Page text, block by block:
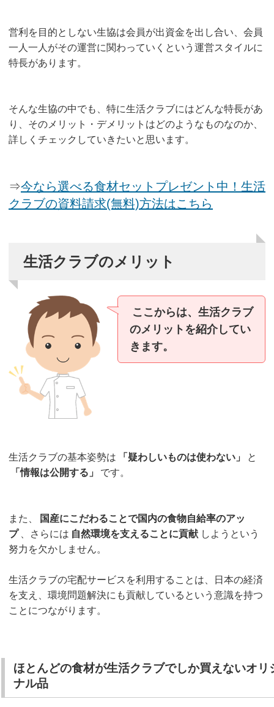
営利を目的としない生協は会員が出資金を出し合い、会員
一人一人がその運営に関わっていくという運営スタイルに
特長があります。
そんな生協の中でも、特に生活クラブにはどんな特長があ
り、そのメリット・デメリットはどのようなものなのか、
詳しくチェックしていきたいと思います。
⇒今なら選べる食材セットプレゼント中！生活
クラブの資料請求(無料)方法はこちら
生活クラブのメリット
ここからは、生活クラブ
のメリットを紹介してい
きます。
生活クラブの基本姿勢は 「疑わしいものは使わない」
と
「情報は公開する」
です。
また、
国産にこだわることで国内の食物自給率のアッ
プ
、さらには 自然環境を支えることに貢献 しようという
努力を欠かしません。
生活クラブの宅配サービスを利用することは、日本の経済
を支え、環境問題解決にも貢献しているという意識を持つ
ことにつながります。
ほとんどの食材が生活クラブでしか買えないオリ
ナル品